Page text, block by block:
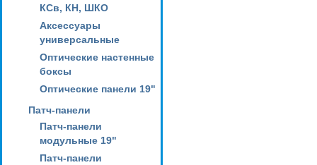
КСв, КН, ШКО
Аксессуары
универсальные
Оптические настенные
боксы
Оптические панели 19"
Патч-панели
Патч-панели
модульные 19"
Патч-панели